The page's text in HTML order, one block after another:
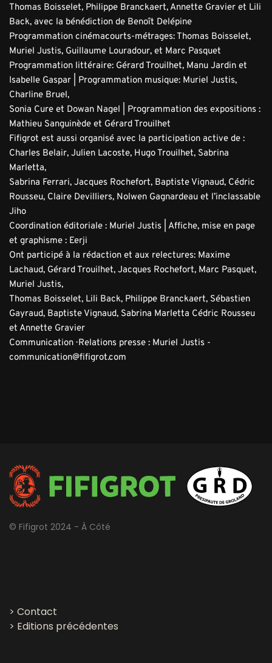
Thomas Boisselet, Philippe Branckaert, Annette Gravier et Lili
Back, avec la bénédiction de Benoît Delépine
Programmation cinéma·courts-métrages: Thomas Boisselet,
Muriel Justis, Guillaume Louradour, et Marc Pasquet
Programmation littéraire: Gérard Trouilhet, Manu Jardin et
Isabelle Gaspar | Programmation musique: Muriel Justis,
Charline Bruel,
Sonia Cure et Dowan Nagel | Programmation des expositions :
Mathieu Sanguinède et Gérard Trouilhet
Fifigrot est aussi organisé avec la participation active de :
Charles Belair, Julien Lacoste, Hugo Trouilhet, Sabrina
Marletta,
Sabrina Ferrari, Jacques Rochefort, Baptiste Vignaud, Cédric
Rousseu, Claire Devilliers, Nolwen Gagnardeau et l’inclassable
Jiho
Coordination éditoriale : Muriel Justis | Affiche, mise en page
et graphisme : Eerji
Ont participé à la rédaction et aux relectures: Maxime
Lachaud, Gérard Trouilhet, Jacques Rochefort, Marc Pasquet,
Muriel Justis,
Thomas Boisselet, Lili Back, Philippe Branckaert, Sébastien
Gayraud, Baptiste Vignaud, Sabrina Marletta Cédric Rousseu
et Annette Gravier
Communication · Relations presse : Muriel Justis -
communication@fifigrot.com
© Fifigrot 2024 - À Côté
> Contact
> Editions précédentes